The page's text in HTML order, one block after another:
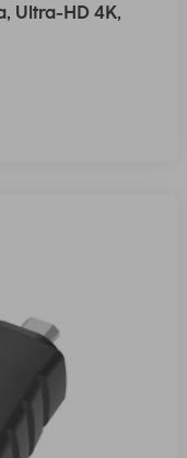
Ultra-HD 4K,